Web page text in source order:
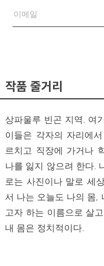
작품 줄거리
상파울루 빈곤 지역. 여
이들은 각자의 자리에
르치고 직장에 가거나
나를 잃지 않으려 한다.
로는 사진이나 말로 세
서 나는 오늘도 나의 몸,
고자 하는 이름으로 살
내 몸은 정치적이다.